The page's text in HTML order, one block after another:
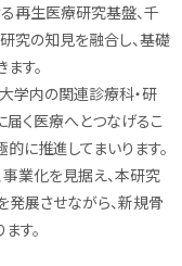
再生医療研究基盤、千
究の知見を融合し、基礎
す。
学内の関連診療科・研
く医療へとつなげるこ
に推進してまいります。
事業化を見据え、本研究
展させながら、新規骨
す。